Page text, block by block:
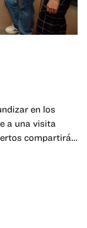
en los
a una visita
compartirán
OMCA.